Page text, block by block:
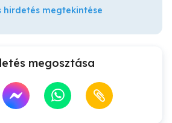
hirdetés megtekintése
megosztása